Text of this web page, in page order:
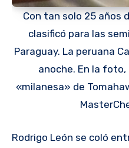
Con tan solo 25 años
clasificó para las
Paraguay. La peruana
anoche. En la foto,
«milanesa» de
Rodrigo León se coló entre los semifinalistas de